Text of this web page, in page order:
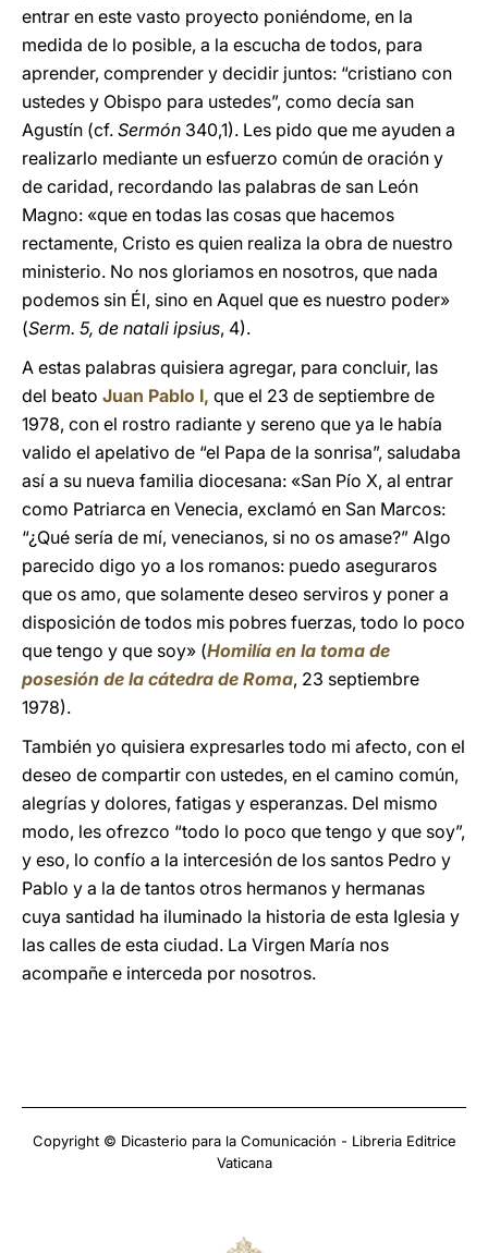
entrar en este vasto proyecto poniéndome, en la
medida de lo posible, a la escucha de todos, para
aprender, comprender y decidir juntos: “cristiano con
ustedes y Obispo para ustedes”, como decía san
Agustín (cf. Sermón 340,1). Les pido que me ayuden a
realizarlo mediante un esfuerzo común de oración y
de caridad, recordando las palabras de san León
Magno: «que en todas las cosas que hacemos
rectamente, Cristo es quien realiza la obra de nuestro
ministerio. No nos gloriamos en nosotros, que nada
podemos sin Él, sino en Aquel que es nuestro poder»
(Serm. 5, de natali ipsius, 4).
A estas palabras quisiera agregar, para concluir, las
del beato Juan Pablo I, que el 23 de septiembre de
1978, con el rostro radiante y sereno que ya le había
valido el apelativo de “el Papa de la sonrisa”, saludaba
así a su nueva familia diocesana: «San Pío X, al entrar
como Patriarca en Venecia, exclamó en San Marcos:
“¿Qué sería de mí, venecianos, si no os amase?” Algo
parecido digo yo a los romanos: puedo aseguraros
que os amo, que solamente deseo serviros y poner a
disposición de todos mis pobres fuerzas, todo lo poco
que tengo y que soy» (Homilía en la toma de
posesión de la cátedra de Roma, 23 septiembre
1978).
También yo quisiera expresarles todo mi afecto, con el
deseo de compartir con ustedes, en el camino común,
alegrías y dolores, fatigas y esperanzas. Del mismo
modo, les ofrezco “todo lo poco que tengo y que soy”,
y eso, lo confío a la intercesión de los santos Pedro y
Pablo y a la de tantos otros hermanos y hermanas
cuya santidad ha iluminado la historia de esta Iglesia y
las calles de esta ciudad. La Virgen María nos
acompañe e interceda por nosotros.
Copyright © Dicasterio para la Comunicación - Libreria Editrice
Vaticana